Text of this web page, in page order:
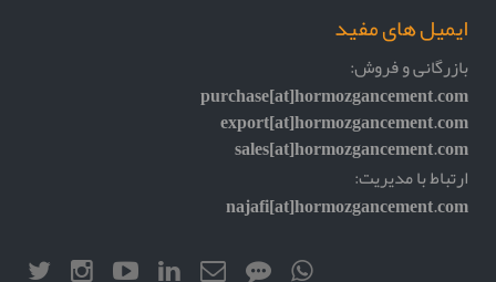
ایمیل های مفید
بازرگانی و فروش:
purchase[at]hormozgancement.com
export[at]hormozgancement.com
sales[at]hormozgancement.com
ارتباط با مدیریت:
najafi[at]hormozgancement.com